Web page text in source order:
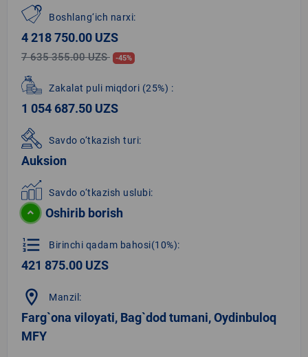
Boshlang‘ich narxi:
4 218 750.00 UZS
7 635 355.00 UZS -45%
Zakalat puli miqdori (25%) :
1 054 687.50 UZS
Savdo o‘tkazish turi:
Auksion
Savdo o‘tkazish uslubi:
Oshirib borish
format_list_numbered Birinchi qadam bahosi(10%):
421 875.00 UZS
location_on Manzil:
Farg`ona viloyati, Bag`dod tumani, Oydinbuloq
MFY